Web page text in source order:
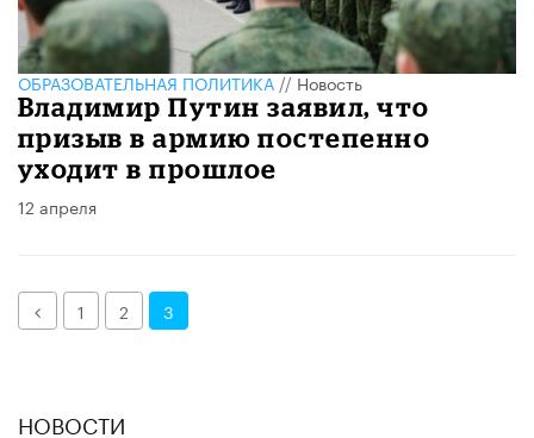
ОБРАЗОВАТЕЛЬНАЯ ПОЛИТИКА//Новость
Владимир Путин заявил, что
призыв в армию постепенно
уходит в прошлое
12 апреля
Назад1 2 3
НОВОСТИ